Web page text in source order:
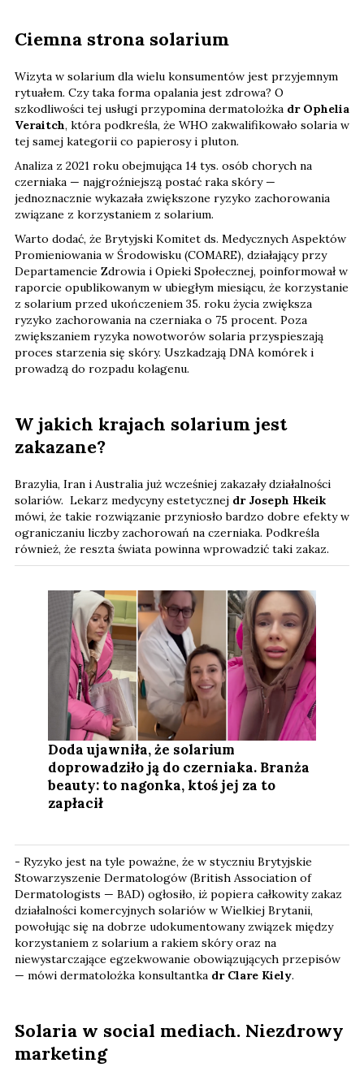
Ciemna strona solarium
Wizyta w solarium dla wielu konsumentów jest przyjemnym
rytuałem. Czy taka forma opalania jest zdrowa? O
szkodliwości tej usługi przypomina dermatolożka dr Ophelia
Veraitch, która podkreśla, że WHO zakwalifikowało solaria w
tej samej kategorii co papierosy i pluton.
Analiza z 2021 roku obejmująca 14 tys. osób chorych na
czerniaka — najgroźniejszą postać raka skóry —
jednoznacznie wykazała zwiększone ryzyko zachorowania
związane z korzystaniem z solarium.
Warto dodać, że Brytyjski Komitet ds. Medycznych Aspektów
Promieniowania w Środowisku (COMARE), działający przy
Departamencie Zdrowia i Opieki Społecznej, poinformował w
raporcie opublikowanym w ubiegłym miesiącu, że korzystanie
z solarium przed ukończeniem 35. roku życia zwiększa
ryzyko zachorowania na czerniaka o 75 procent. Poza
zwiększaniem ryzyka nowotworów solaria przyspieszają
proces starzenia się skóry. Uszkadzają DNA komórek i
prowadzą do rozpadu kolagenu.
W jakich krajach solarium jest
zakazane?
Brazylia, Iran i Australia już wcześniej zakazały działalności
solariów. Lekarz medycyny estetycznej dr Joseph Hkeik
mówi, że takie rozwiązanie przyniosło bardzo dobre efekty w
ograniczaniu liczby zachorowań na czerniaka. Podkreśla
również, że reszta świata powinna wprowadzić taki zakaz.
Doda ujawniła, że solarium
doprowadziło ją do czerniaka. Branża
beauty: to nagonka, ktoś jej za to
zapłacił
- Ryzyko jest na tyle poważne, że w styczniu Brytyjskie
Stowarzyszenie Dermatologów (British Association of
Dermatologists — BAD) ogłosiło, iż popiera całkowity zakaz
działalności komercyjnych solariów w Wielkiej Brytanii,
powołując się na dobrze udokumentowany związek między
korzystaniem z solarium a rakiem skóry oraz na
niewystarczające egzekwowanie obowiązujących przepisów
— mówi dermatolożka konsultantka dr Clare Kiely.
Solaria w social mediach. Niezdrowy
marketing